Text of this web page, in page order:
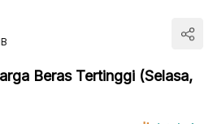
Beras Tertinggi (Selasa,